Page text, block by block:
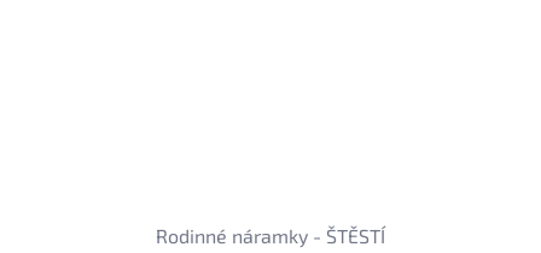
Rodinné náramky - ŠTĚSTÍ